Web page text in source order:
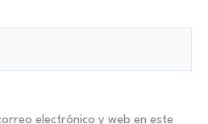
electrónico y web en este